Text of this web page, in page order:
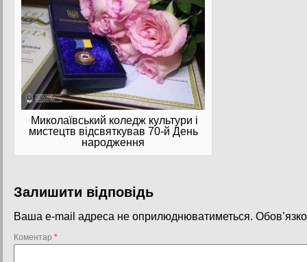
Миколаївський коледж культури і
мистецтв відсвяткував 70-й День
народження
Залишити відповідь
Ваша e-mail адреса не оприлюднюватиметься.
Коментар *